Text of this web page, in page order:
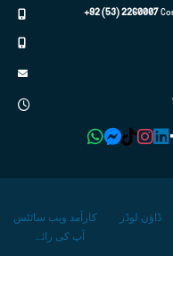
+92 (53) 2260007
کارآمد ویب سائٹس ڈاؤن لوڈز
آپ کی رائے